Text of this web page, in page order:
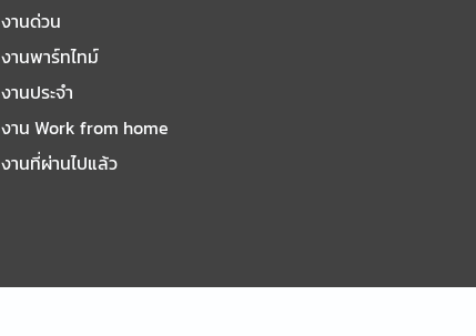
งานด่วน
งานพาร์ทไทม์
งานประจำ
งาน Work from home
งานที่ผ่านไปแล้ว